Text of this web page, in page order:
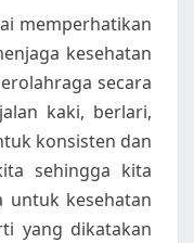
memperhatikan
kesehatan
secara
kaki, berlari,
konsisten dan
sehingga kita
untuk kesehatan
yang dikatakan